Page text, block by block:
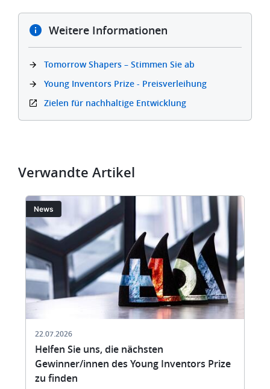
Weitere Informationen
Tomorrow Shapers – Stimmen Sie ab
Young Inventors Prize - Preisverleihung
Zielen für nachhaltige Entwicklung
Verwandte Artikel
BildNews
22.07.2026
Helfen Sie uns, die nächsten
Gewinner/innen des Young Inventors Prize
zu finden